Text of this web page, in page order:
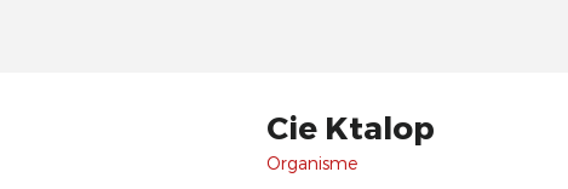
Cie Ktalop
Organisme